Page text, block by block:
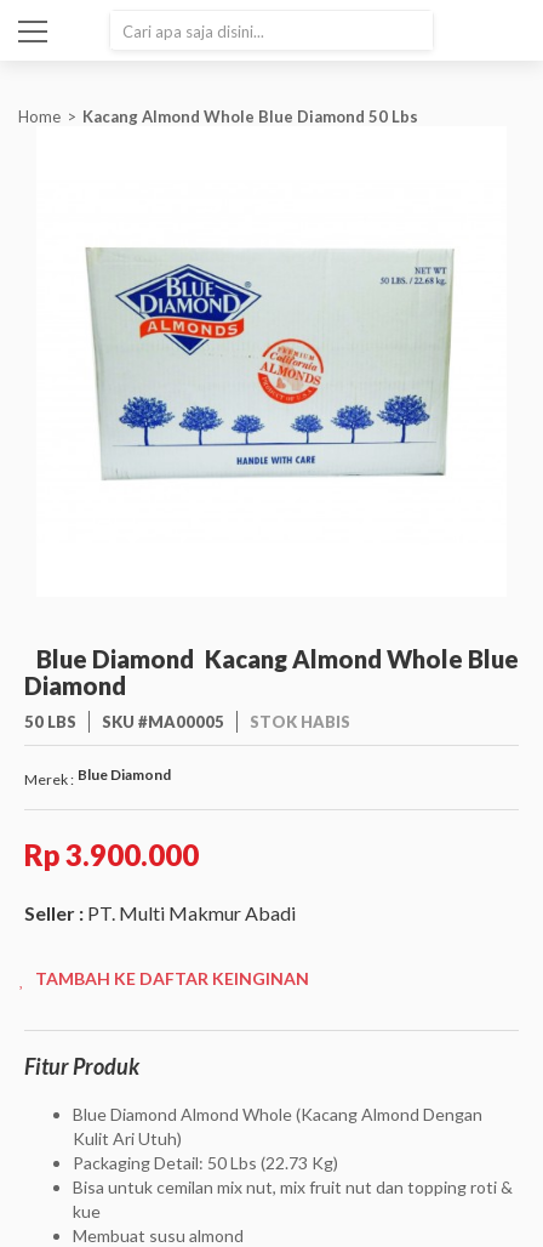
Home Kacang Almond Whole Blue Diamond 50 Lbs
Blue Diamond Kacang Almond Whole Blue
Diamond
50 LBS SKU #MA00005 STOK HABIS
Merek : Blue Diamond
Rp 3.900.000
Seller : PT. Multi Makmur Abadi
TAMBAH KE DAFTAR KEINGINAN
Fitur Produk
Blue Diamond Almond Whole (Kacang Almond Dengan
Kulit Ari Utuh)
Packaging Detail: 50 Lbs (22.73 Kg)
Bisa untuk cemilan mix nut, mix fruit nut dan topping roti &
kue
Membuat susu almond